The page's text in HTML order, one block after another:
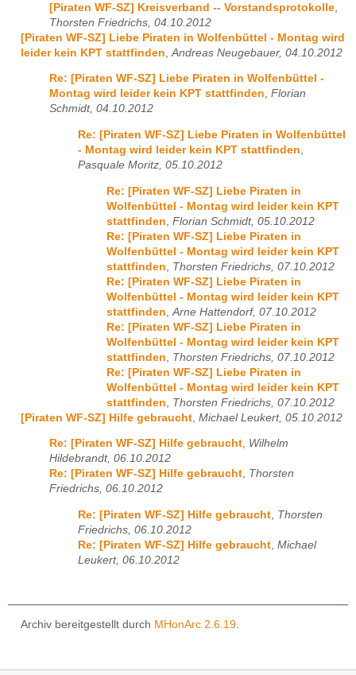
[Piraten WF-SZ] Kreisverband -- Vorstandsprotokolle
Thorsten Friedrichs, 04.10.2012
[Piraten WF-SZ] Liebe Piraten in Wolfenbüttel - Montag wird
leider kein KPT stattfinden Andreas Neugebauer, 04.10.2012
Re: [Piraten WF-SZ] Liebe Piraten in Wolfenbüttel -
Montag wird leider kein KPT stattfinden, Florian
Schmidt, 04.10.2012
Re: [Piraten WF-SZ] Liebe Piraten in Wolfenbüttel
- Montag wird leider kein KPT stattfinden
Pasquale Moritz, 05.10.2012
Re: [Piraten WF-SZ] Liebe Piraten in
Wolfenbüttel - Montag wird leider kein KPT
stattfinden Florian Schmidt, 05.10.2012
Re: [Piraten WF-SZ] Liebe Piraten in
Wolfenbüttel - Montag wird leider kein KPT
stattfinden
Thorsten Friedrichs, 07.10.2012
Re: [Piraten WF-SZ] Liebe Piraten in
Wolfenbüttel - Montag wird leider kein KPT
stattfinden Arne Hattendorf, 07.10.2012
Re: [Piraten WF-SZ] Liebe Piraten in
Wolfenbüttel - Montag wird leider kein KPT
stattfinden
Thorsten Friedrichs, 07.10.2012
Re: [Piraten WF-SZ] Liebe Piraten in
Wolfenbüttel - Montag wird leider kein KPT
stattfinden
Thorsten Friedrichs, 07.10.2012
[Piraten WF-SZ] Hilfe gebraucht Michael Leukert, 05.10.2012
Re: [Piraten WF-SZ] Hilfe gebraucht, Wilhelm
Hildebrandt, 06.10.2012
Re: [Piraten WF-SZ] Hilfe gebraucht, Thorsten
Friedrichs, 06.10.2012
Re: [Piraten WF-SZ] Hilfe gebraucht Thorsten
Friedrichs, 06.10.2012
Re: [Piraten WF-SZ] Hilfe gebraucht Michael
Leukert, 06.10.2012
Archiv bereitgestellt durch MHonArc 2.6.19.